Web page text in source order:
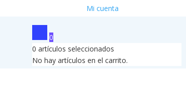
Mi cuenta
0
0 artículos seleccionados
No hay artículos en el carrito.